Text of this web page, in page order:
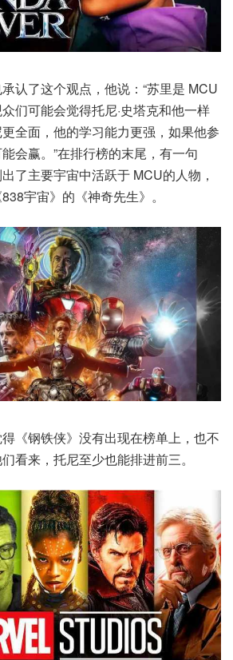
认了这个观点，他说：“苏里是 MCU
们可能会觉得托尼·史塔克和他一样
全面，他的学习能力更强，如果他参
会赢。”在排行榜的末尾，有一句
了主要宇宙中活跃于 MCU的人物，
宇宙》的《神奇先生》。
《钢铁侠》没有出现在榜单上，也不
看来，托尼至少也能排进前三。